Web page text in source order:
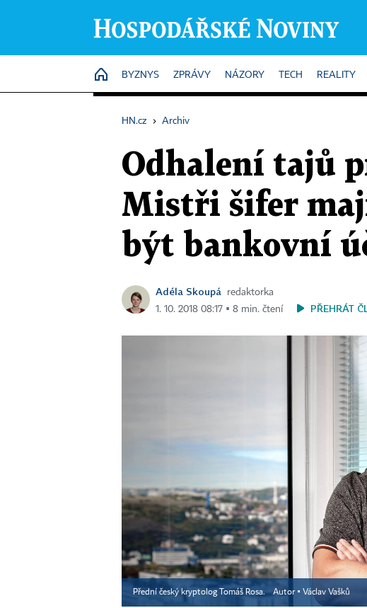
HOME
BYZNYS ZPRÁVY NÁZORY TECH REALITY
HN.cz › Archiv
Odhalení tajů
Mistři šifer
být bankovní
Adéla Skoupá
redaktorka
1. 10. 2018 08:17 ▪ 8 min. čtení
PŘEHRÁT
Přední český kryptolog Tomáš Rosa. Autor ▪ Václav Vašků